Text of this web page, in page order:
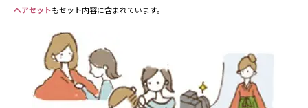
ヘアセットもセット内容に含まれています。